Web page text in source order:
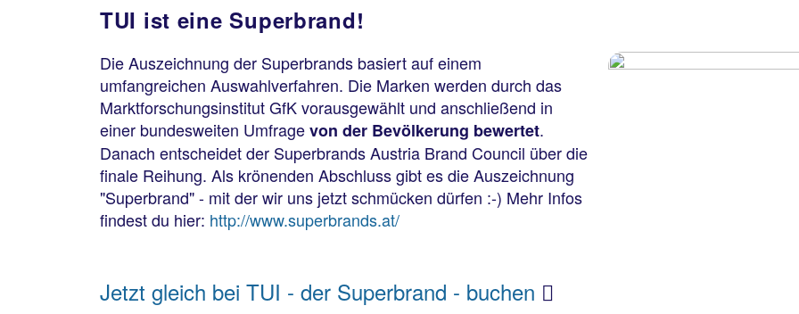
TUI ist eine Superbrand!
Die Auszeichnung der Superbrands basiert auf einem
umfangreichen Auswahlverfahren. Die Marken werden durch das
Marktforschungsinstitut GfK vorausgewählt und anschließend in
einer bundesweiten Umfragevon der Bevölkerung bewertet.
Danach entscheidet der Superbrands Austria Brand Council über die
finale Reihung. Als krönenden Abschluss gibt es die Auszeichnung
"Superbrand" - mit der wir uns jetzt schmücken dürfen :-) Mehr Infos
findest du hier: http://www.superbrands.at/
Jetzt gleich bei TUI - der Superbrand - buchen